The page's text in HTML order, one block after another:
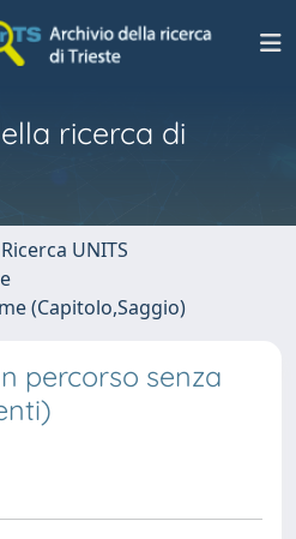
ricerca di
UNITS
(Capitolo,Saggio)
percorso senza